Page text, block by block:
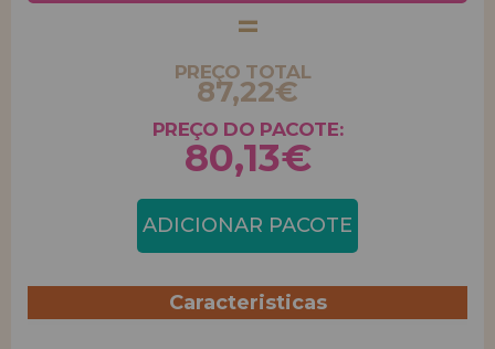
PREÇO TOTAL
87,22€
PREÇO DO PACOTE:
80,13€
ADICIONAR PACOTE
Caracteristicas